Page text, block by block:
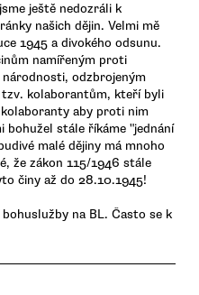
ještě nedozráli k
našich dějin. Velmi mě
1945 a divokého odsunu.
namířeným proti
odzbrojeným
tzv. kolaborantům, kteří byli
aby proti nim
bohužel stále říkáme "jednání
malé dějiny má mnoho
že zákon 115/1946 stále
činy až do 28.10.1945!
na BL. Často se k